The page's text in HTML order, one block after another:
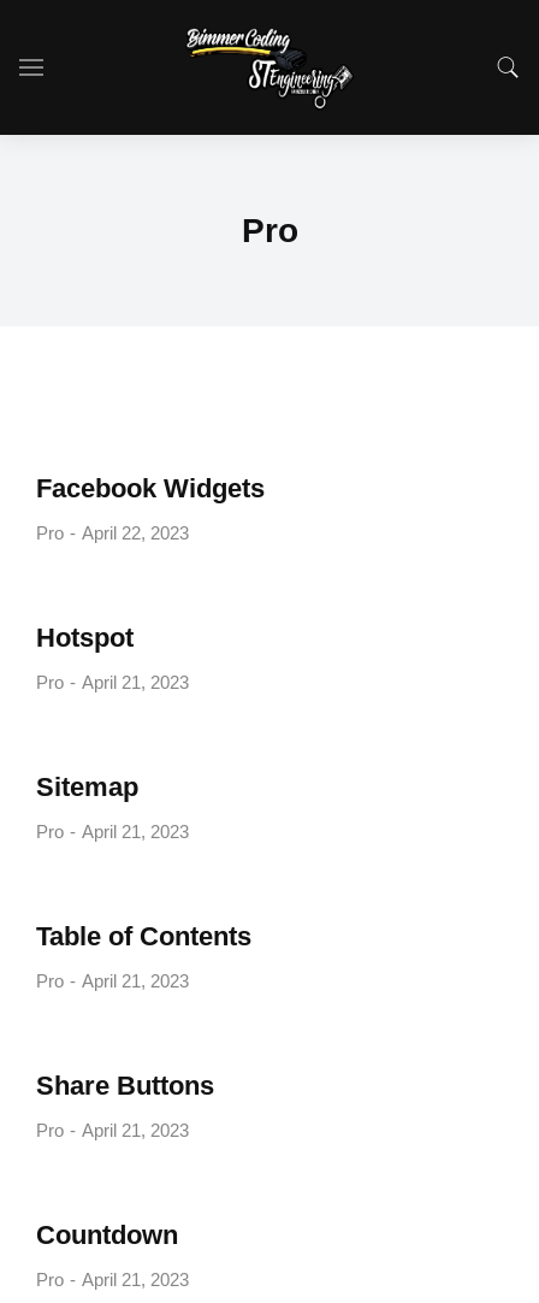
Pro
Facebook Widgets
Pro April 22, 2023
Hotspot
Pro April 21, 2023
Sitemap
Pro April 21, 2023
Table of Contents
Pro April 21, 2023
Share Buttons
Pro April 21, 2023
Countdown
Pro April 21, 2023